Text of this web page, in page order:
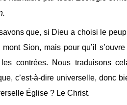
que, si Dieu a choisi le
Sion, mais pour qu’il
contrées. Nous traduisons
c’est-à-dire universelle, donc
Église ? Le Christ.